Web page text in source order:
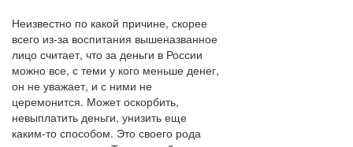
Неизвестно по какой причине, скорее
всего из-за воспитания вышеназванное
лицо считает, что за деньги в России
можно все, с теми у кого меньше денег,
он не уважает, и с ними не
церемонится. Может оскорбить,
невыплатить деньги, унизить еще
каким-то способом. Это своего рода